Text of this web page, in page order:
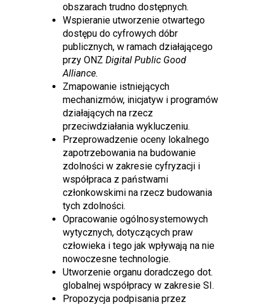
obszarach trudno dostępnych.
Wspieranie utworzenie otwartego
dostępu do cyfrowych dóbr
publicznych, w ramach działającego
przy ONZ Digital Public Good
Alliance.
Zmapowanie istniejących
mechanizmów, inicjatyw i programów
działających na rzecz
przeciwdziałania wykluczeniu.
Przeprowadzenie oceny lokalnego
zapotrzebowania na budowanie
zdolności w zakresie cyfryzacji i
współpraca z państwami
członkowskimi na rzecz budowania
tych zdolności.
Opracowanie ogólnosystemowych
wytycznych, dotyczących praw
człowieka i tego jak wpływają na nie
nowoczesne technologie.
Utworzenie organu doradczego dot.
globalnej współpracy w zakresie SI.
Propozycja podpisania przez